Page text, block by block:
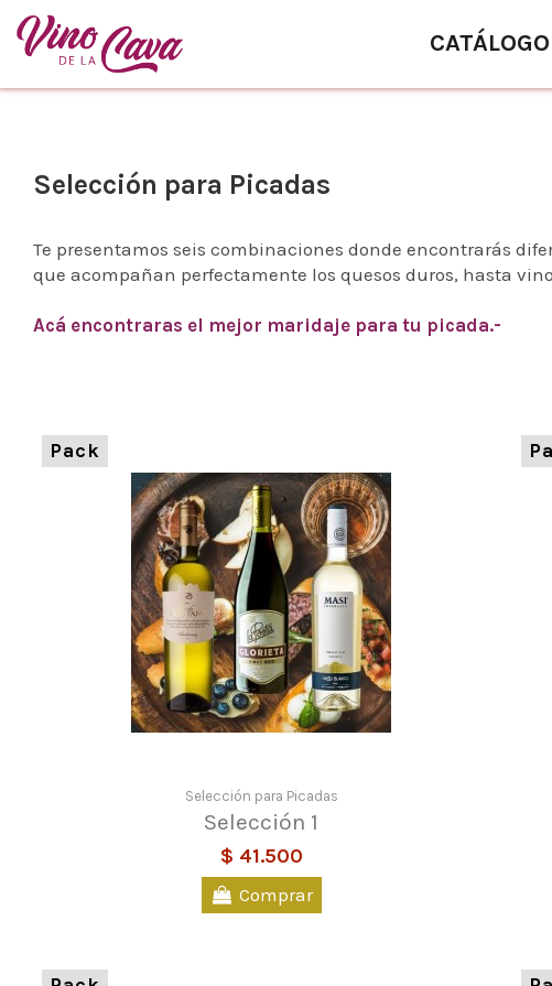
CATÁLOGO
Selección para Picadas
Te presentamos seis combinaciones donde encontrarás
que acompañan perfectamente los quesos duros, hasta
Acá encontraras el mejor maridaje para tu picada.-
Pack
Selección para Picadas
Selección 1
$ 41.500
Comprar